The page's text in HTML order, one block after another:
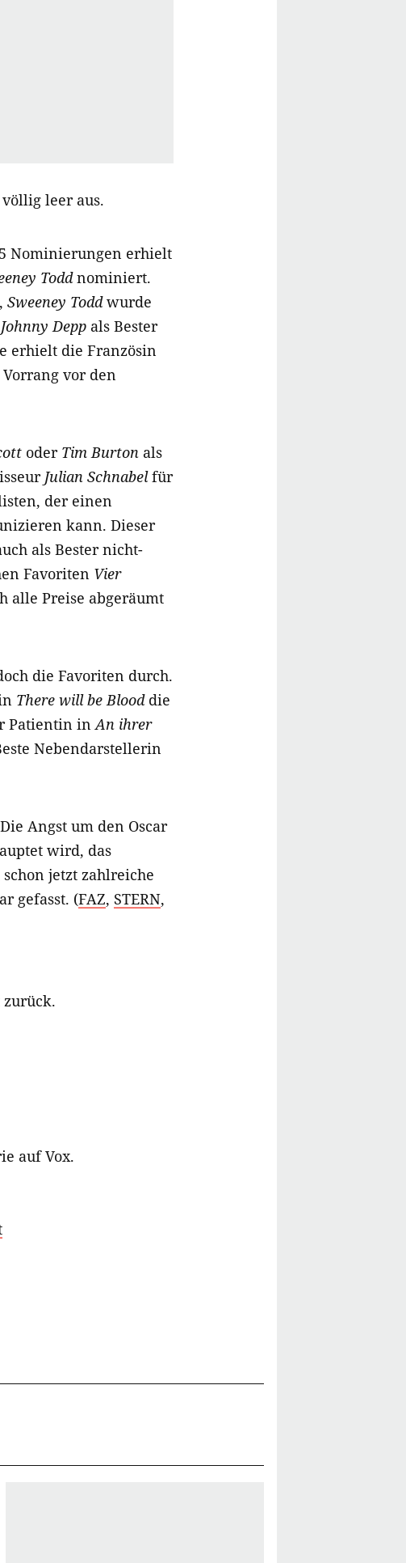
leer aus.
Nominierungen erhielt
Toddnominiert.
, Sweeney Toddwurde
Johnny Depp als Bester
erhielt die Französin
vor den
oder Tim Burton als
Julian Schnabelfür
der einen
kann. Dieser
als Bester nicht-
Favoriten Vier
alle Preise abgeräumt
die Favoriten durch.
There will be Blooddie
Patientin inAn ihrer
Nebendarstellerin
Angst um den Oscar
wird, das
jetzt zahlreiche
gefasst. (FAZ, STERN,
zurück.
auf Vox.